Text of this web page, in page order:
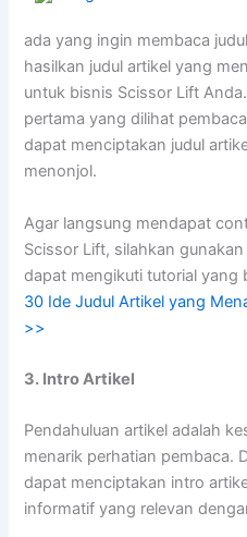
ada yang ingin membaca
hasilkan judul artikel yang
untuk bisnis Scissor Lift
pertama yang dilihat
dapat menciptakan judul
menonjol.
Agar langsung mendapat
Scissor Lift, silahkan
dapat mengikuti tutorial yang
30 Ide Judul Artikel yang
>>
3. Intro Artikel
Pendahuluan artikel adalah
menarik perhatian pembaca.
dapat menciptakan intro
informatif yang relevan